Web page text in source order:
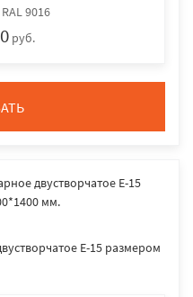
9016
руб.
E-15 размером